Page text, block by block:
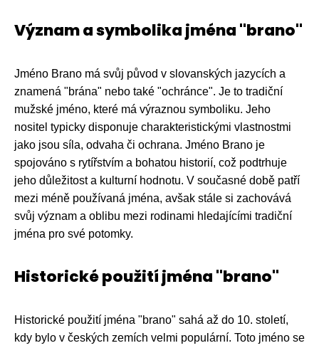
Význam a symbolika jména "brano"
Jméno Brano má svůj původ v slovanských jazycích a
znamená "brána" nebo také "ochránce". Je to tradiční
mužské jméno, které má výraznou symboliku. Jeho
nositel typicky disponuje charakteristickými vlastnostmi
jako jsou síla, odvaha či ochrana. Jméno Brano je
spojováno s rytířstvím a bohatou historií, což podtrhuje
jeho důležitost a kulturní hodnotu. V současné době patří
mezi méně používaná jména, avšak stále si zachovává
svůj význam a oblibu mezi rodinami hledajícími tradiční
jména pro své potomky.
Historické použití jména "brano"
Historické použití jména "brano" sahá až do 10. století,
kdy bylo v českých zemích velmi populární. Toto jméno se